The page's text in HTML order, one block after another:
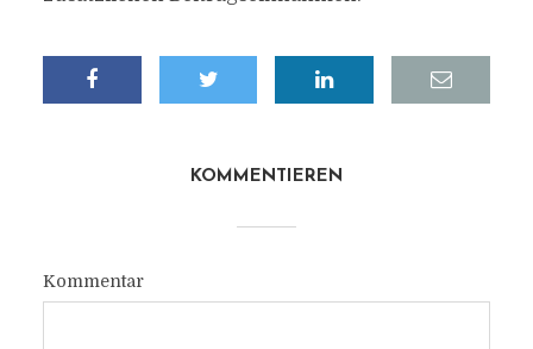
KOMMENTIEREN
Kommentar